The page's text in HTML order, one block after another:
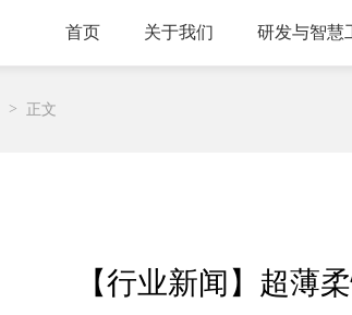
首页 关于我们 研发与智慧
> 正文
【行业新闻】超薄